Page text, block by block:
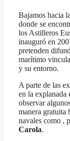
Bajamos hacia
donde se
los Astilleros
inauguró en
pretenden
marítimo
y su entorno.
A parte de las
en la explanada
observar
manera gratuita
navales como ,
Carola.